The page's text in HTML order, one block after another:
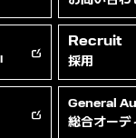
Recruit
採用
General
総合オーデ